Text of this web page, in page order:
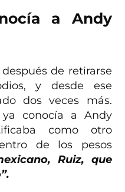
a Andy
de retirarse
y desde ese
dos veces más.
conocía a Andy
como otro
de los pesos
Ruiz, que